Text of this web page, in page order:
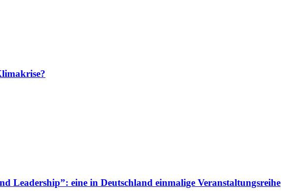
Leadership”: eine in Deutschland einmalige Veranstaltungsreihe